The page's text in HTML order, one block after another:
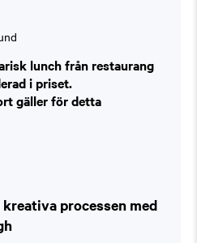
lunch från restaurang
i priset.
gäller för detta
processen med